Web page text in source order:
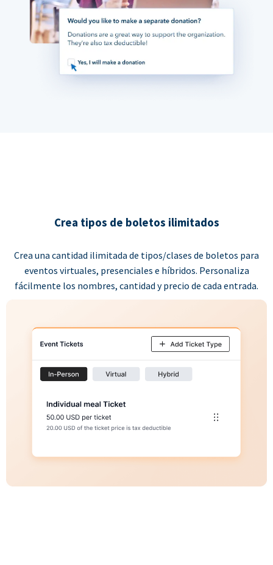
Crea tipos de boletos ilimitados
Crea una cantidad ilimitada de tipos/clases de boletos para
eventos virtuales, presenciales e híbridos. Personaliza
fácilmente los nombres, cantidad y precio de cada entrada.